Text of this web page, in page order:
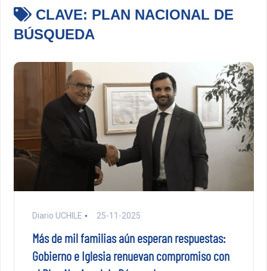
CLAVE: PLAN NACIONAL DE
BÚSQUEDA
Diario UCHILE 25-11-2025
Más de mil familias aún esperan respuestas:
Gobierno e Iglesia renuevan compromiso con